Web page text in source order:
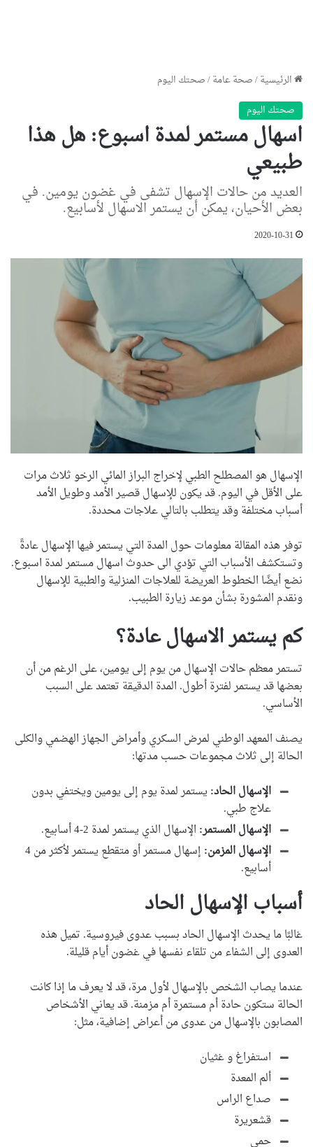
الرئيسية/صحة عامة/صحتك اليوم
صحتك اليوم
اسهال مستمر لمدة اسبوع: هل هذا
طبيعي
العديد من حالات الإسهال تشفى في غضون يومين. في
بعض الأحيان، يمكن أن يستمر الاسهال لأسابيع.
2020-10-31
الإسهال هو المصطلح الطبي لإخراج البراز المائي الرخو ثلاث مرات
على الأقل في اليوم. قد يكون للإسهال قصير الأمد وطويل الأمد
أسباب مختلفة وقد يتطلب بالتالي علاجات محددة.
توفر هذه المقالة معلومات حول المدة التي يستمر فيها الإسهال عادةً
وتستكشف الأسباب التي تؤدي الى حدوث اسهال مستمر لمدة اسبوع.
نضع أيضًا الخطوط العريضة للعلاجات المنزلية والطبية للإسهال
ونقدم المشورة بشأن موعد زيارة الطبيب.
كم يستمر الاسهال عادة؟
تستمر معظم حالات الإسهال من يوم إلى يومين، على الرغم من أن
بعضها قد يستمر لفترة أطول. المدة الدقيقة تعتمد على السبب
الأساسي.
يصنف المعهد الوطني لمرض السكري وأمراض الجهاز الهضمي والكلى
الحالة إلى ثلاث مجموعات حسب مدتها:
الإسهال الحاد: يستمر لمدة يوم إلى يومين ويختفي بدون
علاج طبي.
الإسهال المستمر: الإسهال الذي يستمر لمدة 2-4 أسابيع.
الإسهال المزمن:
إسهال مستمر أو متقطع يستمر لأكثر من 4
أسابيع.
أسباب الإسهال الحاد
غالبًا ما يحدث الإسهال الحاد بسبب عدوى فيروسية. تميل هذه
العدوى إلى الشفاء من تلقاء نفسها في غضون أيام قليلة.
عندما يصاب الشخص بالإسهال لأول مرة، قد لا يعرف ما إذا كانت
الحالة ستكون حادة أم مستمرة أم مزمنة. قد يعاني الأشخاص
المصابون بالإسهال من عدوى من أعراض إضافية، مثل:
استفراغ و غثيان
ألم المعدة
صداع الراس
قشعريرة
حمى